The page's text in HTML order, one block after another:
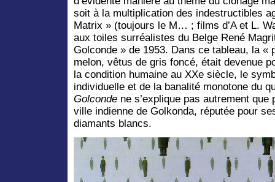
soit à la multiplication des indestructibles
Matrix » (toujours le M… ; films d’A et L.
aux toiles surréalistes du Belge René
Golconde » de 1953. Dans ce tableau, la «
melon, vêtus de gris foncé, était devenue
la condition humaine au XXe siècle, le
individuelle et de la banalité monotone du
Golconde ne s’explique pas autrement que
ville indienne de Golkonda, réputée pour
diamants blancs.